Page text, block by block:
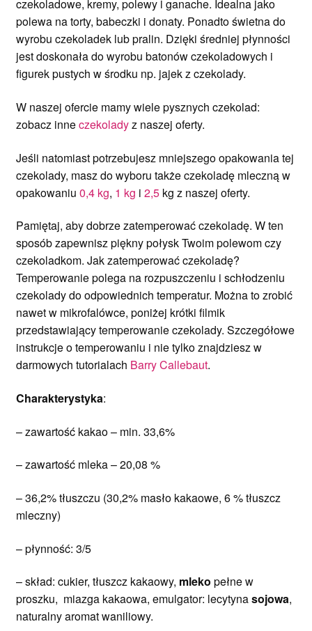
czekoladowe, kremy, polewy i ganache. Idealna jako
polewa na torty, babeczki i donaty. Ponadto świetna do
wyrobu czekoladek lub pralin. Dzięki średniej płynności
jest doskonała do wyrobu batonów czekoladowych i
figurek pustych w środku np. jajek z czekolady.
W naszej ofercie mamy wiele pysznych czekolad:
zobacz inneczekoladyz naszej oferty.
Jeśli natomiast potrzebujesz mniejszego opakowania tej
czekolady, masz do wyboru także czekoladę mleczną w
opakowaniu 0,4 kg, 1 kg i 2,5kg z naszej oferty.
Pamiętaj, aby dobrze zatemperować czekoladę. W ten
sposób zapewnisz piękny połysk Twoim polewom czy
czekoladkom. Jak zatemperować czekoladę?
Temperowanie polega na rozpuszczeniu i schłodzeniu
czekolady do odpowiednich temperatur. Można to zrobić
nawet w mikrofalówce, poniżej krótki filmik
przedstawiający temperowanie czekolady. Szczegółowe
instrukcje o temperowaniu i nie tylko znajdziesz w
darmowych tutorialach Barry Callebaut.
Charakterystyka:
– zawartość kakao – min. 33,6%
– zawartość mleka – 20,08 %
– 36,2% tłuszczu (30,2% masło kakaowe, 6 % tłuszcz
mleczny)
– płynność: 3/5
– skład: cukier, tłuszcz kakaowy, mleko pełne w
proszku, miazga kakaowa, emulgator: lecytynasojowa,
naturalny aromat waniliowy.